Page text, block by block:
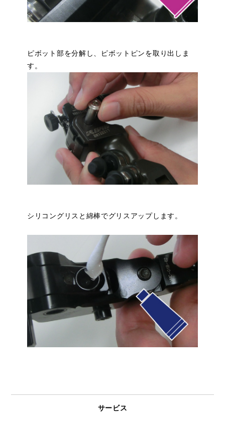
ピボット部を分解し、ピボットピンを取り出しま
す。
シリコングリスと綿棒でグリスアップします。
サービス